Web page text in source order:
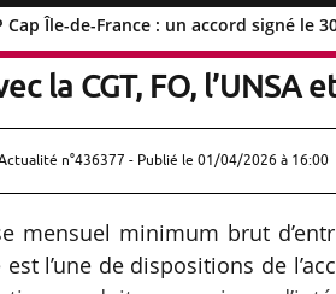
Cap Île-de-France : un accord signé le
Cap Île-de-
la CGT, FO, l’UNSA
n°436377 - Publié le 01/04/2026 à 16:00
mensuel minimum brut
l’une de dispositions de